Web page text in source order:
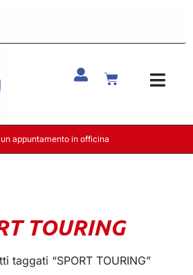
appuntamento in officina
TOURING
taggati “SPORT TOURING”